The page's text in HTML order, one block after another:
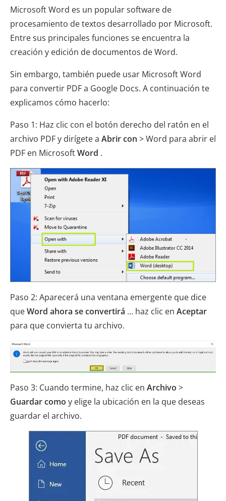
Microsoft Word es un popular software de
procesamiento de textos desarrollado por Microsoft.
Entre sus principales funciones se encuentra la
creación y edición de documentos de Word.
Sin embargo, también puede usar Microsoft Word
para convertir PDF a Google Docs. A continuación te
explicamos cómo hacerlo:
Paso 1: Haz clic con el botón derecho del ratón en el
archivo PDF y dirígete a Abrir con > Word para abrir el
PDF en MicrosoftWord .
Paso 2: Aparecerá una ventana emergente que dice
queWord ahora se convertirá ... haz clic en Aceptar
para que convierta tu archivo.
Paso 3: Cuando termine, haz clic en Archivo >
Guardar como y elige la ubicación en la que deseas
guardar el archivo.